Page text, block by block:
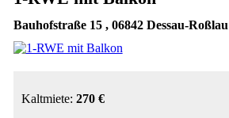
Bauhofstraße 15 , 06842 Dessau-Roßlau
Kaltmiete: 270 €